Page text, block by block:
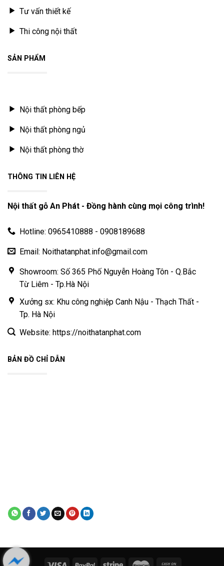
Tư vấn thiết kế
Thi công nội thất
SẢN PHẨM
Nội thất phòng bếp
Nội thất phòng ngủ
Nội thất phòng thờ
THÔNG TIN LIÊN HỆ
Nội thất gỗ An Phát - Đồng hành cùng mọi công trình!
Hotline: 0965410888 - 0908189688
Email: Noithatanphat.info@gmail.com
Showroom: Số 365 Phố Nguyễn Hoàng Tôn - Q.Bắc
Từ Liêm - Tp.Hà Nội
Xưởng sx: Khu công nghiệp Canh Nậu - Thạch Thất -
Tp. Hà Nội
Website: https://noithatanphat.com
BẢN ĐỒ CHỈ DẪN